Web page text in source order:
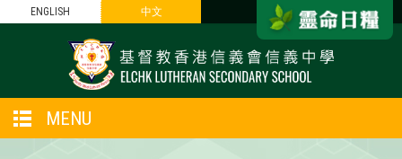
ENGLISH 中文
MENU